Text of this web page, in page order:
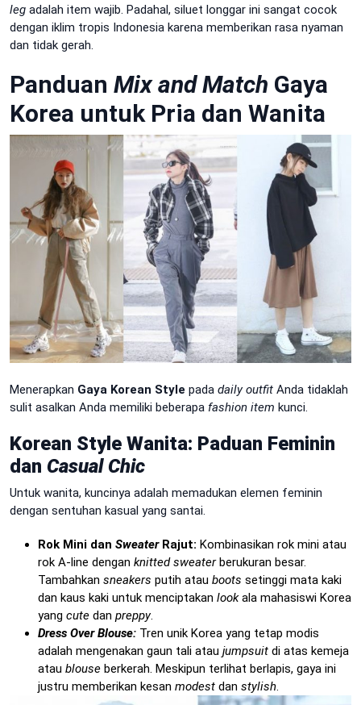
leg adalah item wajib. Padahal, siluet longgar ini sangat cocok
dengan iklim tropis Indonesia karena memberikan rasa nyaman
dan tidak gerah.
Panduan Mix and Match Gaya
Korea untuk Pria dan Wanita
Menerapkan Gaya Korean Style pada daily outfit Anda tidaklah
sulit asalkan Anda memiliki beberapa fashion item kunci.
Korean Style Wanita: Paduan Feminin
dan Casual Chic
Untuk wanita, kuncinya adalah memadukan elemen feminin
dengan sentuhan kasual yang santai.
Rok Mini dan SweaterRajut: Kombinasikan rok mini atau
rok A-line dengan knitted sweaterberukuran besar.
Tambahkan sneakers putih atau boots setinggi mata kaki
dan kaus kaki untuk menciptakan lookala mahasiswi Korea
yang cute dan preppy.
Dress Over Blouse: Tren unik Korea yang tetap modis
adalah mengenakan gaun tali atau jumpsuit di atas kemeja
atau blouse berkerah. Meskipun terlihat berlapis, gaya ini
justru memberikan kesan modest dan stylish.